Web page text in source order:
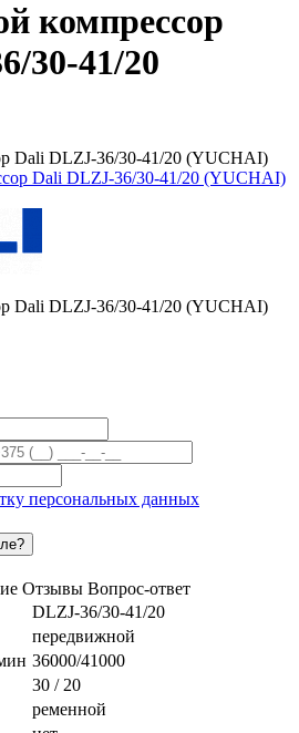
компрессор
30-41/20
Dali DLZJ-36/30-41/20 (YUCHAI)
Dali DLZJ-36/30-41/20 (YUCHAI)
персональных данных
Отзывы Вопрос-ответ
DLZJ-36/30-41/20
передвижной
36000/41000
30 / 20
ременной